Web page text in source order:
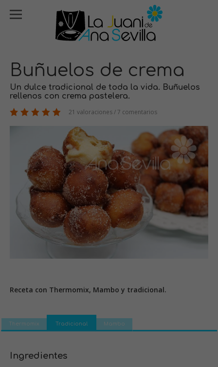
Buñuelos de crema
Un dulce tradicional de toda la vida. Buñuelos
rellenos con crema pastelera.
21 valoraciones / 7 comentarios
Receta con Thermomix, Mambo y tradicional.
Thermomix Tradicional Mambo
Ingredientes